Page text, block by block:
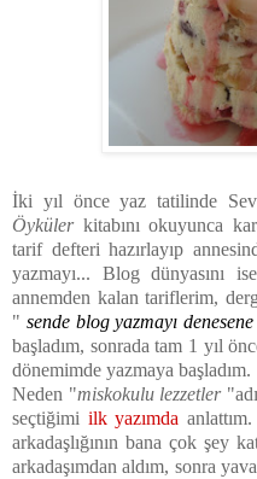
İki yıl önce yaz tatilinde
Öyküler kitabını okuyunca
tarif defteri hazırlayıp
yazmayı... Blog dünyasını
annemden kalan tariflerim,
" sende blog yazmayı denesene
başladım, sonrada tam 1 yıl
dönemimde yazmaya başladım.
Neden "miskokulu lezzetler
seçtiğimi ilk yazımda
arkadaşlığının bana çok şey
arkadaşımdan aldım, sonra